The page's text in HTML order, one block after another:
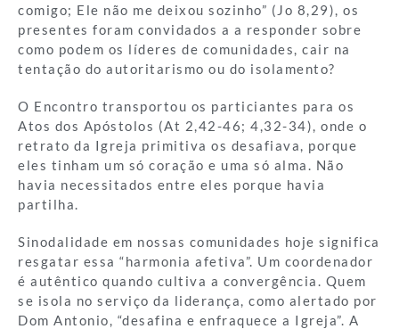
comigo; Ele não me deixou sozinho” (Jo 8,29), os
presentes foram convidados a a responder sobre
como podem os líderes de comunidades, cair na
tentação do autoritarismo ou do isolamento?
O Encontro transportou os particiantes para os
Atos dos Apóstolos (At 2,42-46; 4,32-34), onde o
retrato da Igreja primitiva os desafiava, porque
eles tinham um só coração e uma só alma. Não
havia necessitados entre eles porque havia
partilha.
Sinodalidade em nossas comunidades hoje significa
resgatar essa “harmonia afetiva”. Um coordenador
é autêntico quando cultiva a convergência. Quem
se isola no serviço da liderança, como alertado por
Dom Antonio, “desafina e enfraquece a Igreja”. A